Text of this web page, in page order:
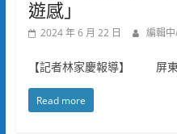
遊感」
2024 年 6 月 22 日 編輯
【記者林家慶報導】 屏
Read more